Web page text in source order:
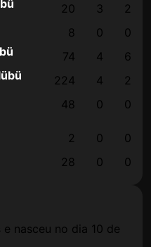
20 3
2
8 0
0
74 4
6
224 4
2
48 0 0
2 0
0
28 0 0
e nasceu no dia 10 de